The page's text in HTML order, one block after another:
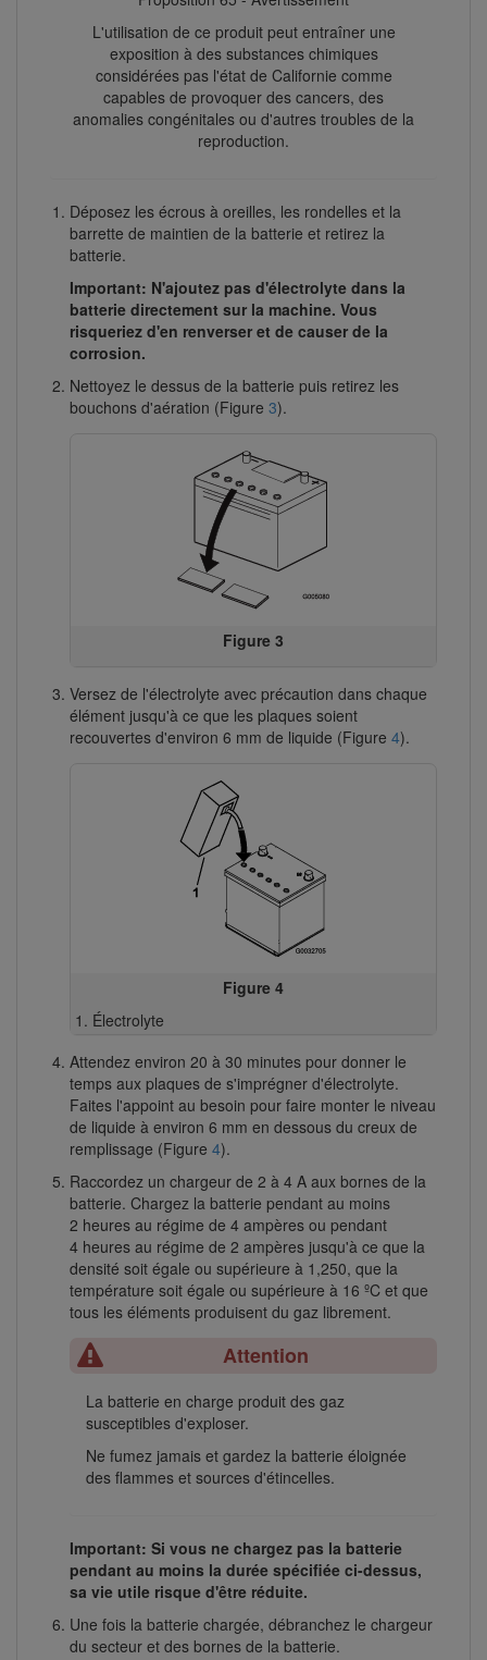
L'utilisation de ce produit peut entraîner une
exposition à des substances chimiques
considérées pas l'état de Californie comme
capables de provoquer des cancers, des
anomalies congénitales ou d'autres troubles de la
reproduction.
Déposez les écrous à oreilles, les rondelles et la
barrette de maintien de la batterie et retirez la
batterie.
Important: N'ajoutez pas d'électrolyte dans la
batterie directement sur la machine. Vous
risqueriez d'en renverser et de causer de la
corrosion.
Nettoyez le dessus de la batterie puis retirez les
bouchons d'aération (Figure 3).
Figure 3
Versez de l'électrolyte avec précaution dans chaque
élément jusqu'à ce que les plaques soient
recouvertes d'environ 6 mm de liquide (Figure 4).
Figure 4
Électrolyte
Attendez environ 20 à 30 minutes pour donner le
temps aux plaques de s'imprégner d'électrolyte.
Faites l'appoint au besoin pour faire monter le niveau
de liquide à environ 6 mm en dessous du creux de
remplissage (Figure 4).
Raccordez un chargeur de 2 à 4 A aux bornes de la
batterie. Chargez la batterie pendant au moins
2 heures au régime de 4 ampères ou pendant
4 heures au régime de 2 ampères jusqu'à ce que la
densité soit égale ou supérieure à 1,250, que la
température soit égale ou supérieure à 16 ºC et que
tous les éléments produisent du gaz librement.
Attention
La batterie en charge produit des gaz
susceptibles d'exploser.
Ne fumez jamais et gardez la batterie éloignée
des flammes et sources d'étincelles.
Important: Si vous ne chargez pas la batterie
pendant au moins la durée spécifiée ci-dessus,
sa vie utile risque d'être réduite.
Une fois la batterie chargée, débranchez le chargeur
du secteur et des bornes de la batterie.